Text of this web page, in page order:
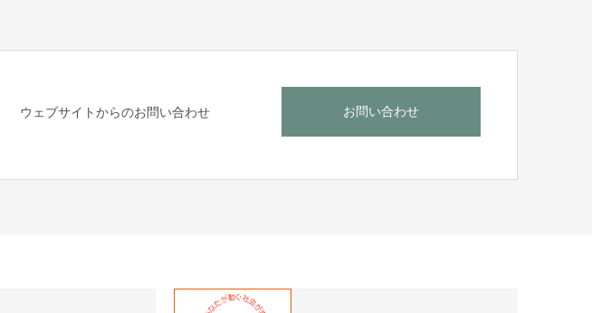
ウェブサイトからのお問い合わせ お問い合わせ